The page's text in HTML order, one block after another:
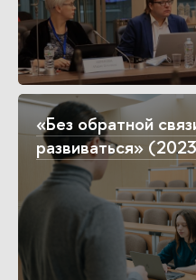
«Без обратной
развиваться»